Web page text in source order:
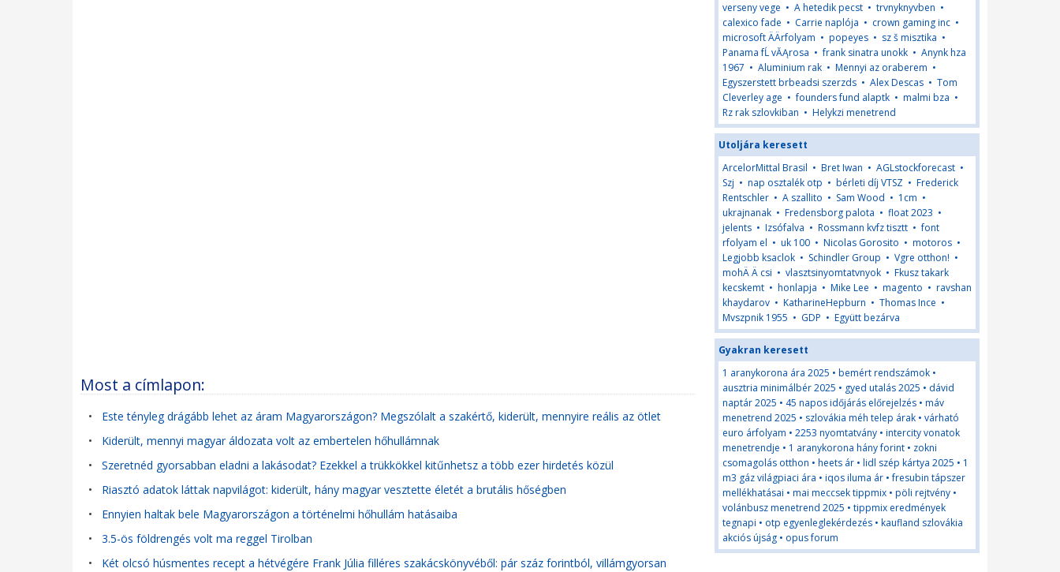
Most a címlapon:
• Este tényleg drágább lehet az áram Magyarországon? Megszólalt a szakértő, kiderült, mennyire reális az ötlet
• Kiderült, mennyi magyar áldozata volt az embertelen hőhullámnak
• Szeretnéd gyorsabban eladni a lakásodat? Ezekkel a trükkökkel kitűnhetsz a több ezer hirdetés közül
• Riasztó adatok láttak napvilágot: kiderült, hány magyar vesztette életét a brutális hőségben
• Ennyien haltak bele Magyarországon a történelmi hőhullám hatásaiba
• 3.5-ös földrengés volt ma reggel Tirolban
• Két olcsó húsmentes recept a hétvégére Frank Júlia filléres szakácskönyvéből: pár száz forintból, villámgyorsan
verseny vege • A hetedik pecst • trvnyknyvben •
calexico fade • Carrie naplója • crown gaming inc •
microsoft ÄÄrfolyam • popeyes • sz š misztika •
Panama fĹ vĂĄrosa •frank sinatra unokk • Anynk hza
1967 • Aluminium rak • Mennyi az oraberem •
Egyszerstett brbeadsi szerzds • Alex Descas • Tom
Cleverley age •founders fund alaptk • malmi bza •
Rz rak szlovkiban • Helykzi menetrend
Utoljára keresett
ArcelorMittal Brasil • Bret Iwan • AGLstockforecast •
Szj • nap osztalék otp • bérleti díj VTSZ • Frederick
Rentschler • A szallito • Sam Wood • 1cm •
ukrajnanak • Fredensborg palota • float 2023 •
jelents • Izsófalva • Rossmann kvfz tisztt •font
rfolyam el • uk 100 • Nicolas Gorosito • motoros •
Legjobb ksaclok • Schindler Group • Vgre otthon! •
mohÄ Ä csi • vlasztsinyomtatvnyok • Fkusz takark
kecskemt • honlapja • Mike Lee • magento • ravshan
khaydarov • KatharineHepburn • Thomas Ince •
Mvszpnik 1955 • GDP • Együtt bezárva
Gyakran keresett
1 aranykorona ára 2025 • bemért rendszámok •
ausztria minimálbér 2025 • gyed utalás 2025 • dávid
naptár 2025 • 45 napos időjárás előrejelzés • máv
menetrend 2025 • szlovákia méh telep árak • várható
euro árfolyam • 2253 nyomtatvány • intercity vonatok
menetrendje • 1 aranykorona hány forint • zokni
csomagolás otthon • heets ár • lidl szép kártya 2025 • 1
m3 gáz világpiaci ára • iqos iluma ár •fresubin tápszer
mellékhatásai • mai meccsek tippmix • pöli rejtvény •
volánbusz menetrend 2025 • tippmix eredmények
tegnapi • otp egyenleglekérdezés • kaufland szlovákia
akciós újság • opus forum